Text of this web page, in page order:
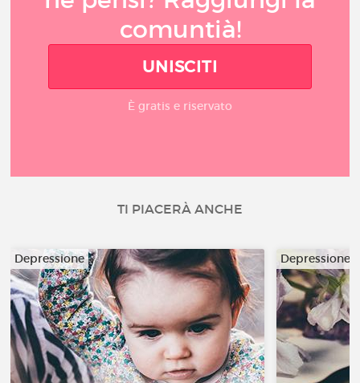
comuntià!
UNISCITI
È gratis e riservato
TI PIACERÀ ANCHE
Depressione Depressione